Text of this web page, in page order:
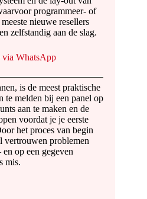
programmeer- of
nieuwe resellers
zelfstandig aan de slag.
via WhatsApp
is de meest praktische
te melden bij een panel op
aan te maken en de
voordat je je eerste
het proces van begin
vertrouwen problemen
en op een gegeven
mis.